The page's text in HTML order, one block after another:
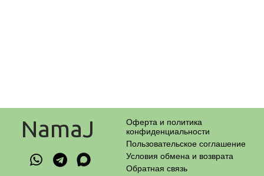
NamaJ
Оферта и политика
конфиденциальности
Пользовательское соглашение
Условия обмена и возврата
Обратная связь